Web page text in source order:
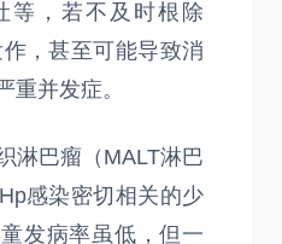
等，若不及时根除
，甚至可能导致消
重并发症。
淋巴瘤（MALT淋巴
感染密切相关的少
发病率虽低，但一